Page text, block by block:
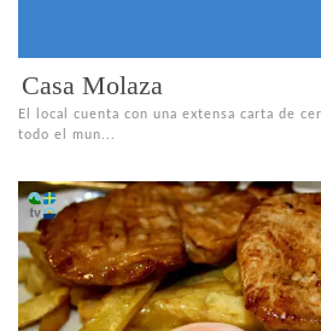
Casa Molaza
El local cuenta con una extensa carta de
todo el mun...